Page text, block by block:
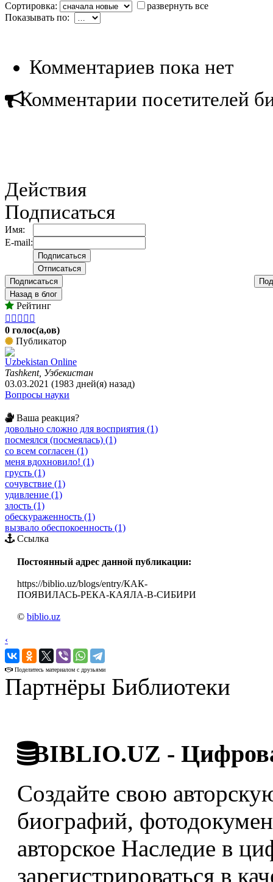
Сортировка:
развернуть все
Показывать по:
Комментариев пока нет
Комментарии посетителей
Действия
Подписаться
Имя:
E-mail:
Подписаться
Назад в блог
Рейтинг
    
0 голос(а,ов)
Публикатор
Uzbekistan Online
Tashkent, Узбекистан
03.03.2021 (1983 дней(я) назад)
Вопросы науки
Ваша реакция?
довольно сложно для восприятия (1)
посмеялся (посмеялась) (1)
со всем согласен (1)
меня вдохновило! (1)
грусть (1)
сочувствие (1)
удивление (1)
злость (1)
обескураженность (1)
вызвало обеспокоенность (1)
Ссылка
Постоянный адрес данной публикации:
https://biblio.uz/blogs/entry/КАК-
ПОЯВИЛАСЬ-РЕКА-КАЯЛА-В-СИБИРИ
© biblio.uz
‹
›
Поделитесь материалом с друзьями
Партнёры Библиотеки
BIBLIO.UZ -
Создайте свою
биографий,
авторское Наследие в
зарегистрироваться в